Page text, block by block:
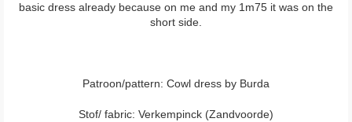
basic dress already because on me and my 1m75 it was on the
short side.
Patroon/pattern: Cowl dress by Burda
Stof/ fabric: Verkempinck (Zandvoorde)